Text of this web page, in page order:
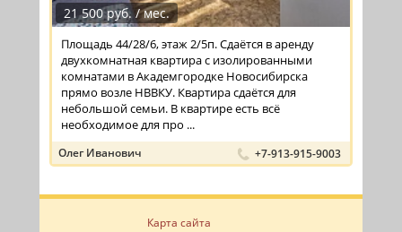
21 500 руб. / мес.
Площадь 44/28/6, этаж 2/5п. Сдаётся в аренду
двухкомнатная квартира с изолированными
комнатами в Академгородке Новосибирска
прямо возле НВВКУ. Квартира сдаётся для
небольшой семьи. В квартире есть всё
необходимое для про ...
Олег Иванович +7-913-915-9003
Карта сайта